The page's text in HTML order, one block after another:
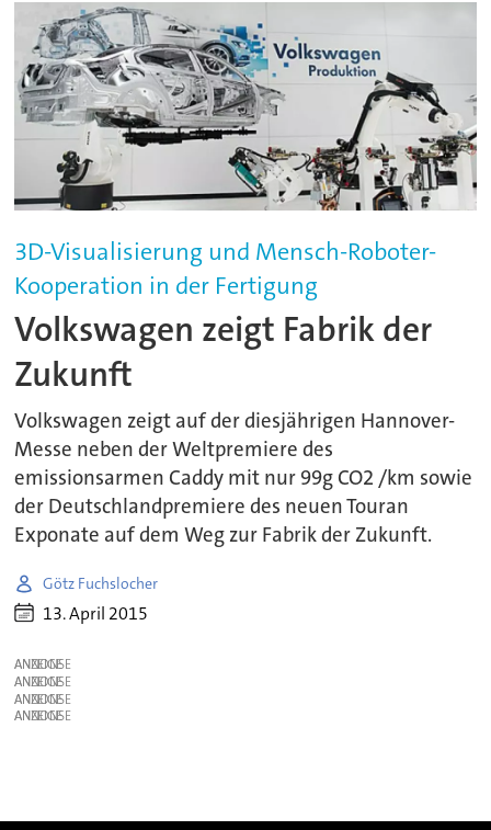
3D-Visualisierung und Mensch-Roboter-
Kooperation in der Fertigung
Volkswagen zeigt Fabrik der
Zukunft
Volkswagen zeigt auf der diesjährigen Hannover-
Messe neben der Weltpremiere des
emissionsarmen Caddy mit nur 99g CO2 /km sowie
der Deutschlandpremiere des neuen Touran
Exponate auf dem Weg zur Fabrik der Zukunft.
Götz Fuchslocher
13. April 2015
ANZEIGE
ANZEIGE
ANZEIGE
ANZEIGE